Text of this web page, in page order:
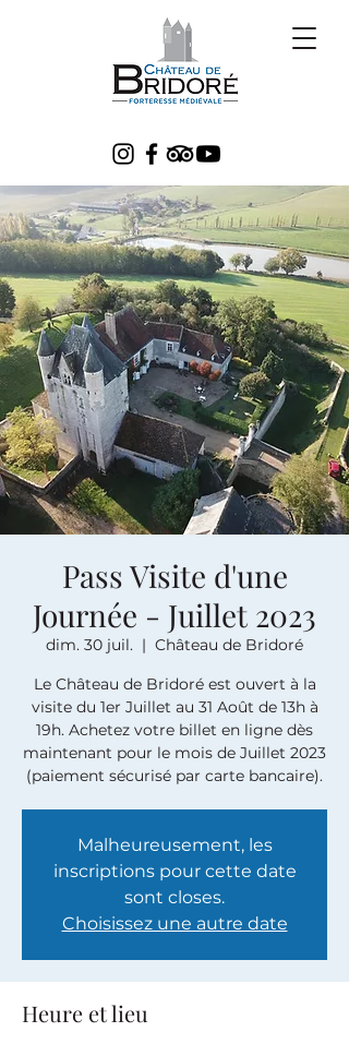
Pass Visite d'une
Journée - Juillet 2023
dim. 30 juil.
  |
Château de Bridoré
Le Château de Bridoré est ouvert à la
visite du 1er Juillet au 31 Août de 13h à
19h. Achetez votre billet en ligne dès
maintenant pour le mois de Juillet 2023
(paiement sécurisé par carte bancaire).
Malheureusement, les
inscriptions pour cette date
sont closes.
Choisissez une autre date
Heure et lieu